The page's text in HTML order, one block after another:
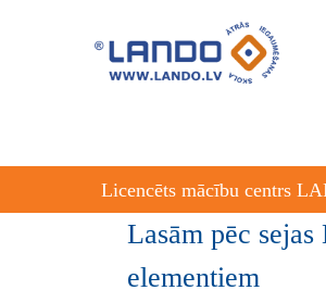
Licencēts mācību centrs
Lasām pēc
elementiem